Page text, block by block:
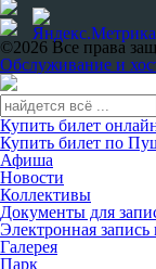
©2026 Все права
Обслуживание и
Купить билет
Купить билет по
Афиша
Новости
Коллективы
Документы для
Электронная
Галерея
Парк